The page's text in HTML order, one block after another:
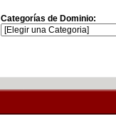
Categorías de Dominio: